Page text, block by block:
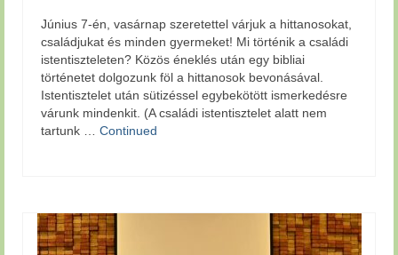
Június 7-én, vasárnap szeretettel várjuk a hittanosokat,
családjukat és minden gyermeket! Mi történik a családi
istentiszteleten? Közös éneklés után egy bibliai
történetet dolgozunk föl a hittanosok bevonásával.
Istentisztelet után sütizéssel egybekötött ismerkedésre
várunk mindenkit. (A családi istentisztelet alatt nem
tartunk … Continued